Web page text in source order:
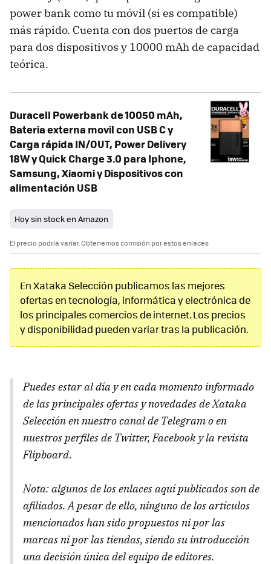
power bank como tu móvil (si es compatible)
más rápido. Cuenta con dos puertos de carga
para dos dispositivos y 10000 mAh de capacidad
teórica.
Duracell Powerbank de 10050 mAh,
Bateria externa movil con USB C y
Carga rápida IN/OUT, Power Delivery
18W y Quick Charge 3.0 para Iphone,
Samsung, Xiaomi y Dispositivos con
alimentación USB
Hoy sin stock en Amazon
El precio podría variar. Obtenemos comisión por estos enlaces
En Xataka Selección publicamos las mejores
ofertas en tecnología, informática y electrónica de
los principales comercios de internet. Los precios
y disponibilidad pueden variar tras la publicación.
Puedes estar al día y en cada momento informado
de las principales ofertas y novedades de Xataka
Selección en nuestro canal de Telegram o en
nuestros perfiles de Twitter, Facebook y la revista
Flipboard.
Nota: algunos de los enlaces aquí publicados son de
afiliados. A pesar de ello, ninguno de los artículos
mencionados han sido propuestos ni por las
marcas ni por las tiendas, siendo su introducción
una decisión única del equipo de editores.